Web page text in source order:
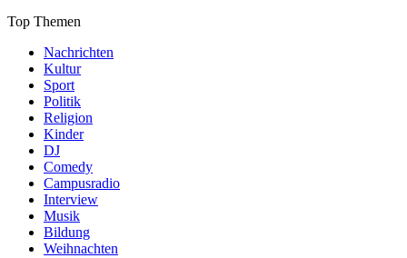
Top Themen
Nachrichten
Kultur
Sport
Politik
Religion
Kinder
DJ
Comedy
Campusradio
Interview
Musik
Bildung
Weihnachten